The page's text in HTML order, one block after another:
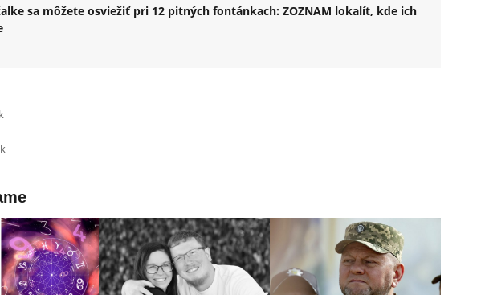
sa môžete osviežiť pri 12 pitných fontánkach: ZOZNAM lokalít, kde ich